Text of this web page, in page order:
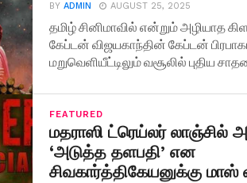
BYADMIN AUGUST 25, 2025
தமிழ் சினிமாவில் என்றும் அழியாத
கேப்டன் விஜயகாந்தின் கேப்டன்
மறுவெளியீட்டிலும் வசூலில் புதிய
FEATURED
மதராஸி ட்ரெய்லர் லாஞ்சில்
‘அடுத்த தளபதி’ என
சிவகார்த்திகேயனுக்கு மாஸ்